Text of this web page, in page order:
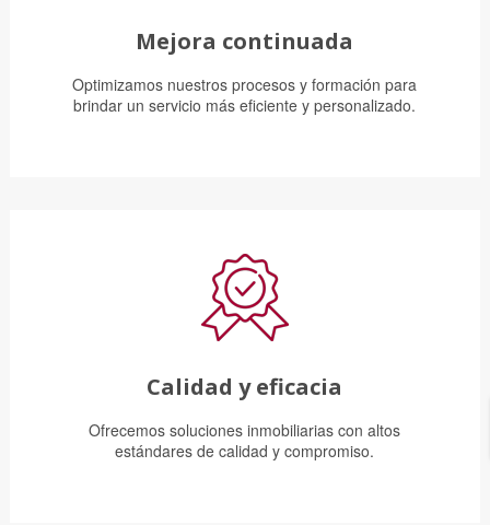
Mejora continuada
Optimizamos nuestros procesos y formación para
brindar un servicio más eficiente y personalizado.
Calidad y eficacia
Ofrecemos soluciones inmobiliarias con altos
estándares de calidad y compromiso.